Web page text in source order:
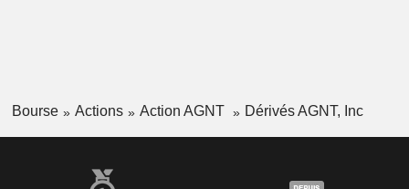
Bourse Actions Action AGNT Dérivés AGNT, Inc